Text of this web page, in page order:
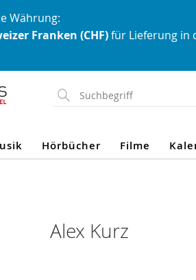
Währung:
Franken (CHF)für Lieferung in
Hörbücher Filme
Alex Kurz